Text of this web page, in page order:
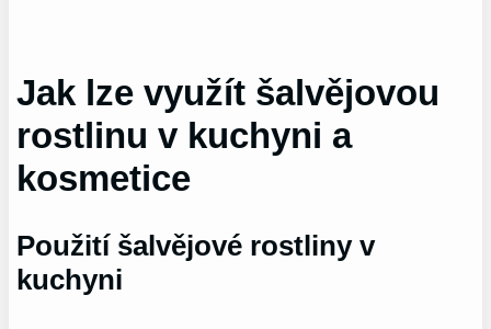
Jak lze využít šalvějovou
rostlinu v kuchyni a
kosmetice
Použití šalvějové rostliny v
kuchyni